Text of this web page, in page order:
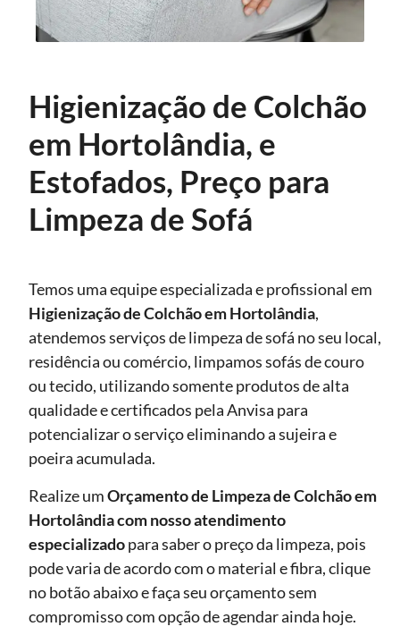
Higienização de Colchão
em Hortolândia, e
Estofados, Preço para
Limpeza de Sofá
Temos uma equipe especializada e profissional em
Higienizaçãode Colchão em Hortolândia,
atendemos serviços de limpeza de sofá no seu local,
residência ou comércio, limpamos sofás de couro
ou tecido, utilizando somente produtos de alta
qualidade e certificados pela Anvisa para
potencializar o serviço eliminando a sujeira e
poeira acumulada.
Realize umOrçamento de Limpeza de Colchão em
Hortolândia com nosso atendimento
especializadopara saber o preço da limpeza, pois
pode varia de acordo com o material e fibra, clique
no botão abaixo e faça seu orçamento sem
compromisso com opção de agendar ainda hoje.